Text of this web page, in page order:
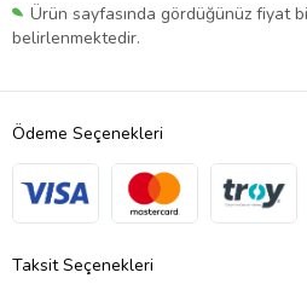
Ürün sayfasında gördüğünüz fiyat
belirlenmektedir.
Ödeme Seçenekleri
Taksit Seçenekleri